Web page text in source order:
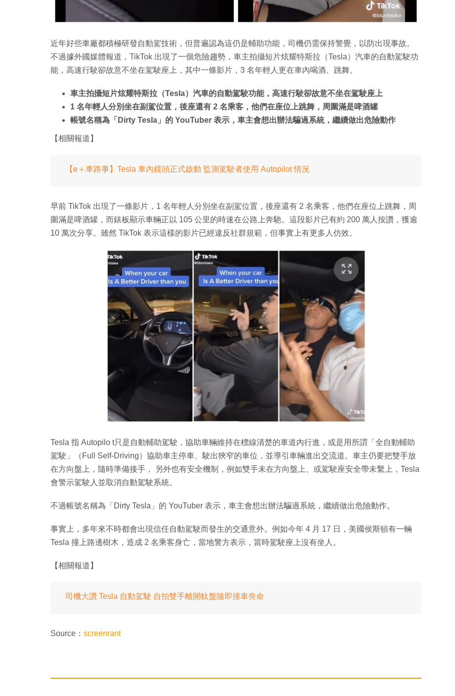
近年好些車廠都積極研發自動駕技術，但普遍認為這仍是輔助功能，司機仍需保持警覺，以防出現事故。
不過據外國媒體報道，TikTok 出現了一個危險趨勢，車主拍攝短片炫耀特斯拉（Tesla）汽車的自動駕駛功
能，高速行駛卻故意不坐在駕駛座上，其中一條影片，3 名年輕人更在車內喝酒、跳舞。
車主拍攝短片炫耀特斯拉（Tesla）汽車的自動駕駛功能，高速行駛卻故意不坐在駕駛座上
1 名年輕人分別坐在副駕位置，後座還有 2 名乘客，他們在座位上跳舞，周圍滿是啤酒罐
帳號名稱為「Dirty Tesla」的 YouTuber 表示，車主會想出辦法騙過系統，繼續做出危險動作
【相關報道】
【e＋車路事】Tesla 車內鏡頭正式啟動 監測駕駛者使用 Autopilot 情況
早前 TikTok 出現了一條影片，1 名年輕人分別坐在副駕位置，後座還有 2 名乘客，他們在座位上跳舞，周
圍滿是啤酒罐，而錶板顯示車輛正以 105 公里的時速在公路上奔馳。這段影片已有約 200 萬人按讚，獲逾
10 萬次分享。雖然 TikTok 表示這樣的影片已經違反社群規範，但事實上有更多人仿效。
Tesla 指 Autopilo t只是自動輔助駕駛，協助車輛維持在標線清楚的車道內行進，或是用所謂「全自動輔助
駕駛」（Full Self-Driving）協助車主停車、駛出狹窄的車位，並導引車輛進出交流道。車主仍要把雙手放
在方向盤上，隨時準備接手， 另外也有安全機制，例如雙手未在方向盤上、或駕駛座安全帶未繫上，Tesla
會警示駕駛人並取消自動駕駛系統。
不過帳號名稱為「Dirty Tesla」的 YouTuber 表示，車主會想出辦法騙過系統，繼續做出危險動作。
事實上，多年來不時都會出現信任自動駕駛而發生的交通意外。例如今年 4 月 17 日，美國侯斯頓有一輛
Tesla 撞上路邊樹木，造成 2 名乘客身亡，當地警方表示，當時駕駛座上沒有坐人。
【相關報道】
司機大讚 Tesla 自動駕駛 自拍雙手離開軚盤隨即撞車喪命
Source： screenrant